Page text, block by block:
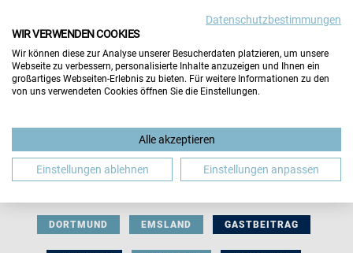
BERUFLICHE ORIENTIERUNG BEWERBUNG
DORTMUND EMSLAND GASTBEITRAG
Datenschutzbestimmungen
WIR VERWENDEN COOKIES
Wir können diese zur Analyse unserer Besucherdaten platzieren, um unsere
Webseite zu verbessern, personalisierte Inhalte anzuzeigen und Ihnen ein
großartiges Webseiten-Erlebnis zu bieten. Für weitere Informationen zu den
von uns verwendeten Cookies öffnen Sie die Einstellungen.
Alle akzeptieren
Einstellungen ablehnen Einstellungen anpassen